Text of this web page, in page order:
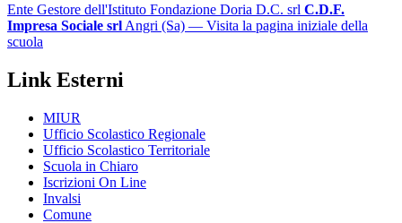
Ente Gestore dell'Istituto Fondazione Doria D.C. srl C.D.F.
Impresa Sociale srl Angri (Sa) — Visita la pagina iniziale della
scuola
Link Esterni
MIUR
Ufficio Scolastico Regionale
Ufficio Scolastico Territoriale
Scuola in Chiaro
Iscrizioni On Line
Invalsi
Comune